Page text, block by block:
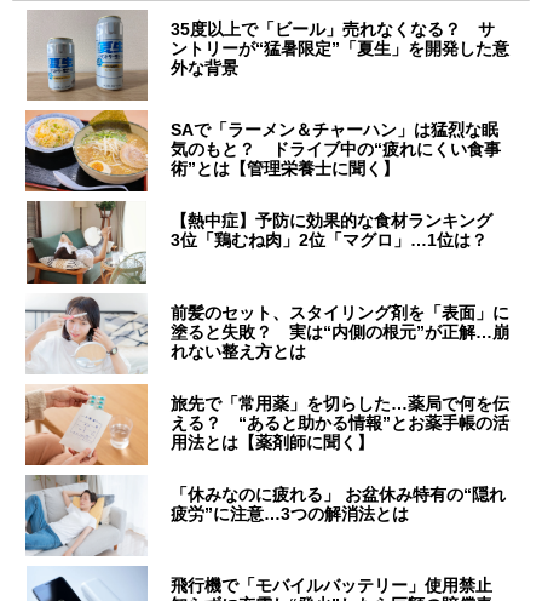
35度以上で「ビール」売れなくなる？ サ
ントリーが“猛暑限定”「夏生」を開発した意
外な背景
SAで「ラーメン＆チャーハン」は猛烈な眠
気のもと？ ドライブ中の“疲れにくい食事
術”とは【管理栄養士に聞く】
【熱中症】予防に効果的な食材ランキング
3位「鶏むね肉」2位「マグロ」…1位は？
前髪のセット、スタイリング剤を「表面」に
塗ると失敗？ 実は“内側の根元”が正解…崩
れない整え方とは
旅先で「常用薬」を切らした…薬局で何を伝
える？ “あると助かる情報”とお薬手帳の活
用法とは【薬剤師に聞く】
「休みなのに疲れる」 お盆休み特有の“隠れ
疲労”に注意…3つの解消法とは
飛行機で「モバイルバッテリー」使用禁止